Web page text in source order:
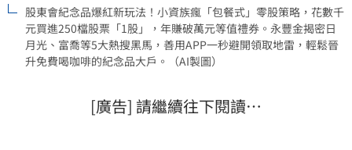
股東會紀念品爆紅新玩法！小資族瘋「包餐式」零股策略，花數千
元買進250檔股票「1股」，年賺破萬元等值禮券。永豐金揭密日
月光、富喬等5大熱搜黑馬，善用APP一秒避開領取地雷，輕鬆晉
升免費喝咖啡的紀念品大戶。（AI製圖）
[廣告] 請繼續往下閱讀…